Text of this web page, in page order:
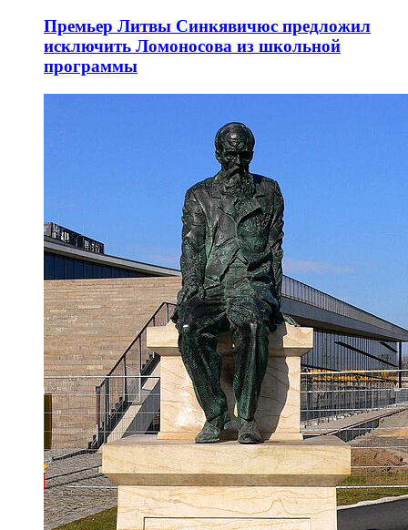
Премьер Литвы Синкявичюс предложил
исключить Ломоносова из школьной
программы